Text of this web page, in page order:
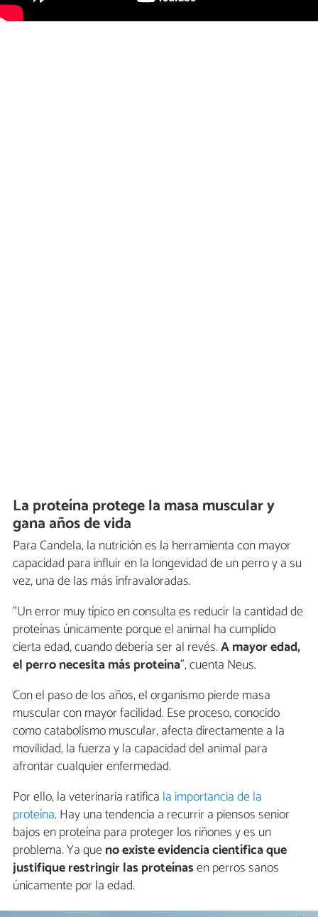
La proteína protege la masa muscular y
gana años de vida
Para Candela, la nutrición es la herramienta con mayor
capacidad para influir en la longevidad de un perro y a su
vez, una de las más infravaloradas.
"Un error muy típico en consulta es reducir la cantidad de
proteínas únicamente porque el animal ha cumplido
cierta edad, cuando debería ser al revés.A mayor edad,
el perro necesita más proteína", cuenta Neus.
Con el paso de los años, el organismo pierde masa
muscular con mayor facilidad. Ese proceso, conocido
como catabolismo muscular, afecta directamente a la
movilidad, la fuerza y la capacidad del animal para
afrontar cualquier enfermedad.
Por ello, la veterinaria ratifica la importancia de la
proteína. Hay una tendencia a recurrir a piensos senior
bajos en proteína para proteger los riñones y es un
problema. Ya queno existe evidencia científica que
justifique restringir las proteínasen perros sanos
únicamente por la edad.